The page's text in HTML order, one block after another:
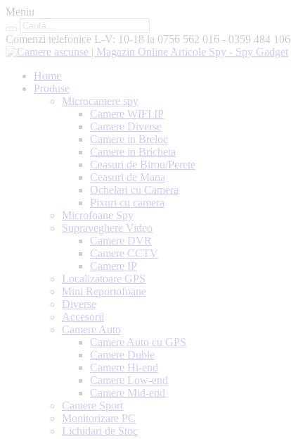
Meniu
Comenzi telefonice L-V: 10-18 la 0756 562 016 - 0359 484 106
Home
Produse
Microcamere spy
Camere WIFI IP
Camere Diverse
Camere in Breloc
Camere in Bricheta
Ceasuri de Birou/Perete
Ceasuri de Mana
Ochelari cu Camera
Pixuri cu camera
Microfoane Spy
Supraveghere Video
Camere DVR
Camere CCTV
Camere IP
Localizatoare GPS
Mini Reportofoane
Diverse
Accesorii
Camere Auto
Camere Auto cu GPS
Camere Duble
Camere Hi-end
Camere Low-end
Camere Mid-end
Camere Sport
Monitorizare PC
Lichidari de Stoc